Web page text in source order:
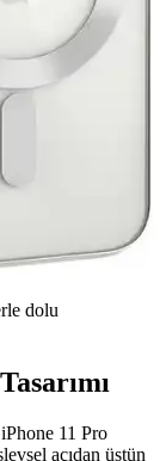
dolu
11 Pro
açıdan üstün